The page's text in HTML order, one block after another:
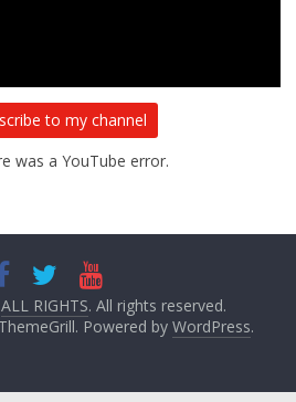
to my channel
was a YouTube error.
ALL RIGHTS. All rights reserved.
Powered by WordPress.